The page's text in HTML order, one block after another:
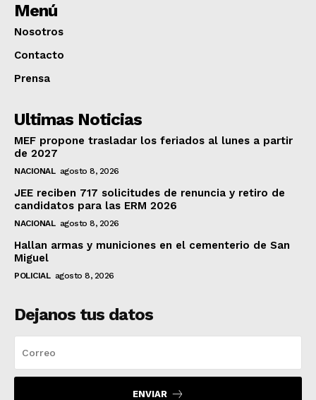
Menú
Nosotros
Contacto
Prensa
Ultimas Noticias
MEF propone trasladar los feriados al lunes a partir
de 2027
NACIONAL agosto 8, 2026
JEE reciben 717 solicitudes de renuncia y retiro de
candidatos para las ERM 2026
NACIONAL agosto 8, 2026
Hallan armas y municiones en el cementerio de San
Miguel
POLICIAL agosto 8, 2026
Dejanos tus datos
ENVIAR